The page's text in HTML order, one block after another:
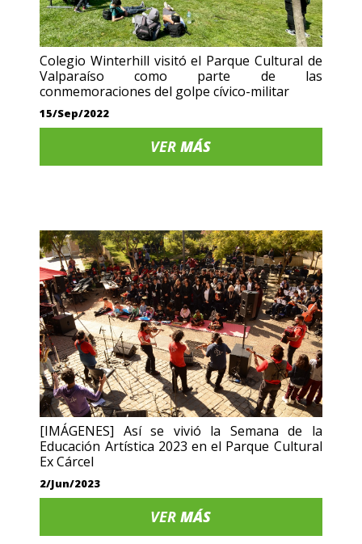
Colegio Winterhill visitó el Parque Cultural de
Valparaíso como parte de las
conmemoraciones del golpe cívico-militar
15/Sep/2022
VERMÁS
[IMÁGENES] Así se vivió la Semana de la
Educación Artística 2023 en el Parque Cultural
Ex Cárcel
2/Jun/2023
VERMÁS